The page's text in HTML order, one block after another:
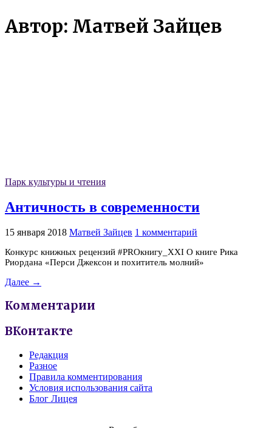
Автор: Матвей Зайцев
Парк культуры и чтения
Античность в современности
15 января 2018 Матвей Зайцев 1 комментарий
Конкурс книжных рецензий #PROкнигу_XXI О книге Рика
Риордана «Перси Джексон и похититель молний»
Далее →
Комментарии
ВКонтакте
Редакция
Разное
Правила комментирования
Условия использования сайта
Блог Лицея